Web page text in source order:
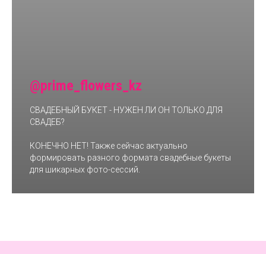
@prime_flowers_kz
СВАДЕБНЫЙ БУКЕТ - НУЖЕН ЛИ ОН ТОЛЬКО ДЛЯ
СВАДЕБ?
КОНЕЧНО НЕТ! Также сейчас актуально
формировать разного формата свадебные букеты
для шикарных фото-сессий.